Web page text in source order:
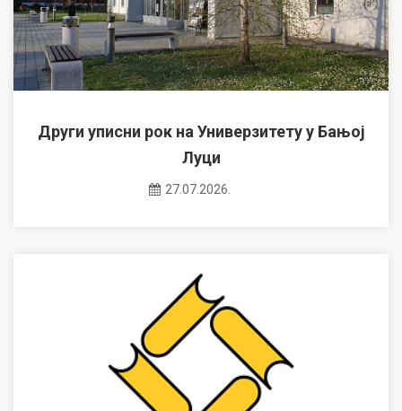
Други уписни рок на Универзитету у Бањој
Луци
27.07.2026.